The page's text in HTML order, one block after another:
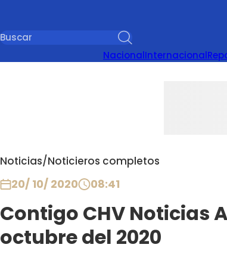
NacionalInternacional
Noticias/Noticieros completos
20/ 10/ 2020 08:41
Contigo CHV Noticias
octubre del 2020